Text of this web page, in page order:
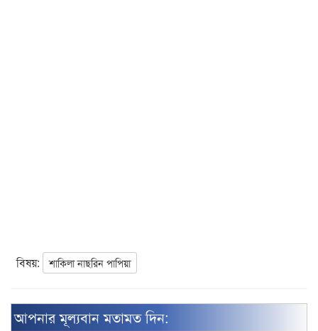
বিষয়: শাকিলা নাছরিন পাপিয়া
আপনার মূল্যবান মতামত দিন: